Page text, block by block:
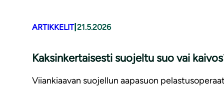
ARTIKKELIT| 21.5.2026
Kaksinkertaisesti suojeltu suo vai
Viiankiaavan suojellun aapasuon